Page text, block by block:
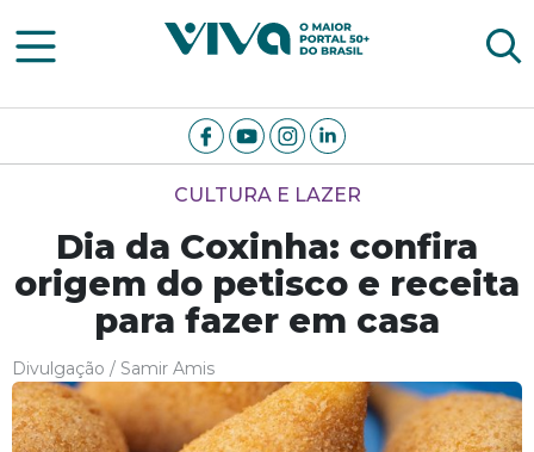
Viva Notícias
CULTURA E LAZER
Dia da Coxinha: confira
origem do petisco e receita
para fazer em casa
Divulgação / Samir Amis